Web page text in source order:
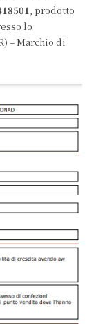
, prodotto
lo
– Marchio di